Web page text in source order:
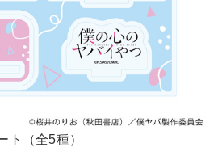
ト（全5種）